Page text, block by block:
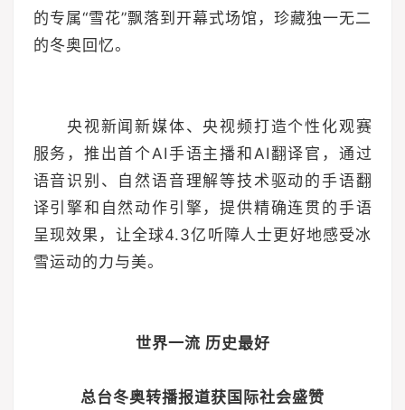
的专属“雪花”飘落到开幕式场馆，珍藏独一无二
的冬奥回忆。
央视新闻新媒体、央视频打造个性化观赛
服务，推出首个AI手语主播和AI翻译官，通过
语音识别、自然语音理解等技术驱动的手语翻
译引擎和自然动作引擎，提供精确连贯的手语
呈现效果，让全球4.3亿听障人士更好地感受冰
雪运动的力与美。
世界一流 历史最好
总台冬奥转播报道获国际社会盛赞